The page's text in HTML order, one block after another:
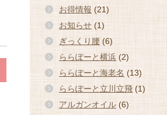
お得情報 (21)
お知らせ (1)
ぎっくり腰 (6)
ららぽーと横浜 (2)
ららぽーと海老名 (13)
ららぽーと立川立飛 (1)
アルガンオイル (6)